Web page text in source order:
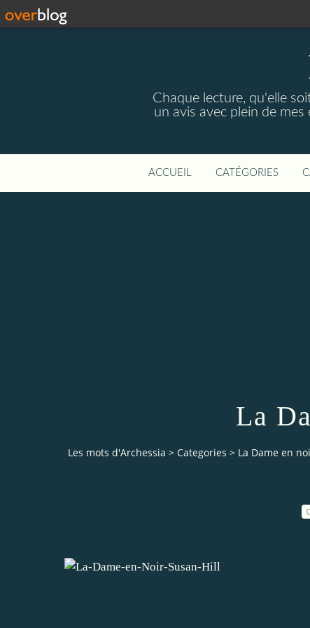
Chaque lecture, qu'elle
un avis avec plein de
ACCUEIL CATÉGORIES
La
Les mots d'Archessia > Categories > La Dame en